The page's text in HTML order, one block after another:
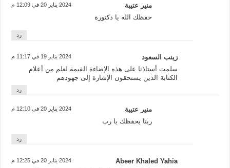
منير عتيبة 2024 يناير 20 في 12:09 م
حفظك الله يا دكتورة
رد
زينب السعود 2024 يناير 19 في 11:17 م
سلمت أستاذنا على هذه الإضاءة القيمة لعلم من أعلام
الكتابة الذين يستحقون الإشارة إلى جهودهم
رد
منير عتيبة 2024 يناير 20 في 12:10 م
ربنا يحفظك يا رب
رد
Abeer Khaled Yahia 2024 يناير 20 في 12:25 م